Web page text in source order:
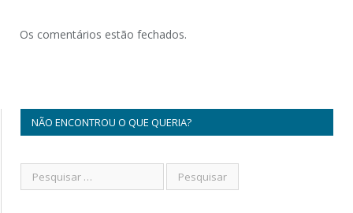
Os comentários estão fechados.
NÃO ENCONTROU O QUE QUERIA?